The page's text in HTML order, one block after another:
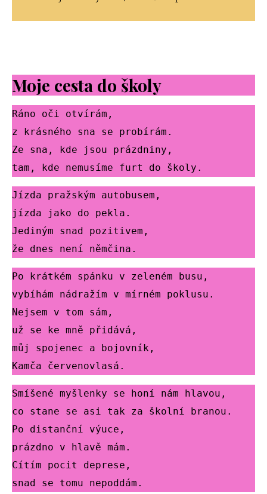
Moje cesta do školy
Ráno oči otvírám,
z krásného sna se probírám.
Ze sna, kde jsou prázdniny,
tam, kde nemusíme furt do školy.
Jízda pražským autobusem,
jízda jako do pekla.
Jediným snad pozitivem,
že dnes není němčina.
Po krátkém spánku v zeleném busu,
vybíhám nádražím v mírném poklusu.
Nejsem v tom sám,
už se ke mně přidává,
můj spojenec a bojovník,
Kamča červenovlasá.
Smíšené myšlenky se honí nám hlavou,
co stane se asi tak za školní branou.
Po distanční výuce,
prázdno v hlavě mám.
Cítím pocit deprese,
snad se tomu nepoddám.